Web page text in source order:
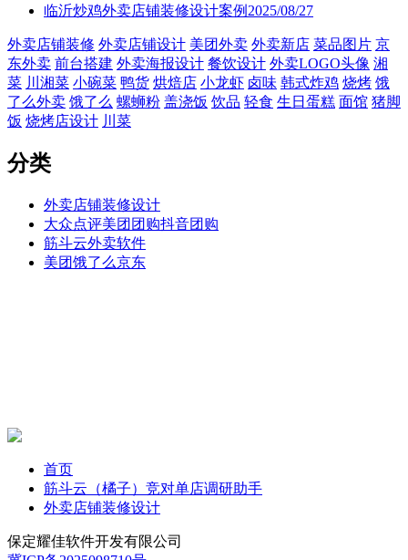
临沂炒鸡外卖店铺装修设计案例2025/08/27
外卖店铺装修 外卖店铺设计 美团外卖 外卖新店 菜品图片 京
东外卖 前台搭建 外卖海报设计 餐饮设计 外卖LOGO头像 湘
菜 川湘菜 小碗菜 鸭货 烘焙店 小龙虾 卤味 韩式炸鸡 烧烤 饿
了么外卖 饿了么 螺蛳粉 盖浇饭 饮品 轻食 生日蛋糕 面馆 猪脚
饭 烧烤店设计 川菜
分类
外卖店铺装修设计
大众点评美团团购抖音团购
筋斗云外卖软件
美团饿了么京东
首页
筋斗云（橘子）竞对单店调研助手
外卖店铺装修设计
保定耀佳软件开发有限公司